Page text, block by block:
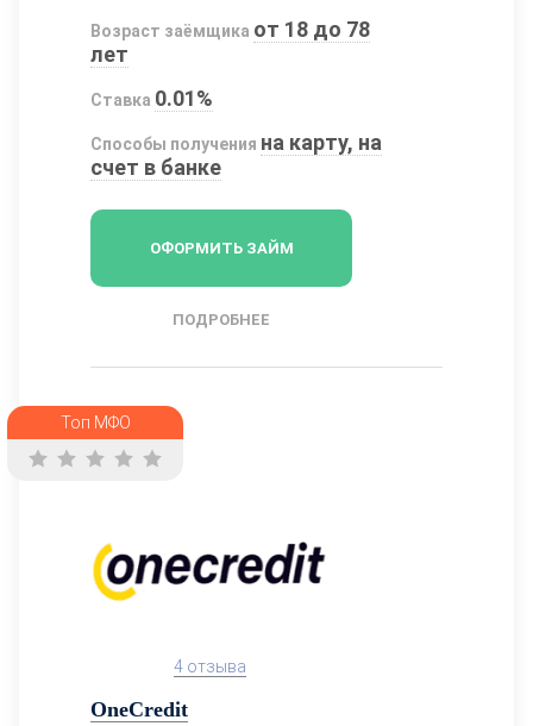
Возраст заёмщика от 18 до 78
лет
Ставка 0.01%
Способы получения на карту, на
счет в банке
ОФОРМИТЬ ЗАЙМ
ПОДРОБНЕЕ
Топ МФО
4 отзыва
OneCredit